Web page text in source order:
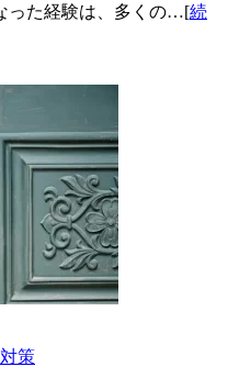
った経験は、多くの…[続
策